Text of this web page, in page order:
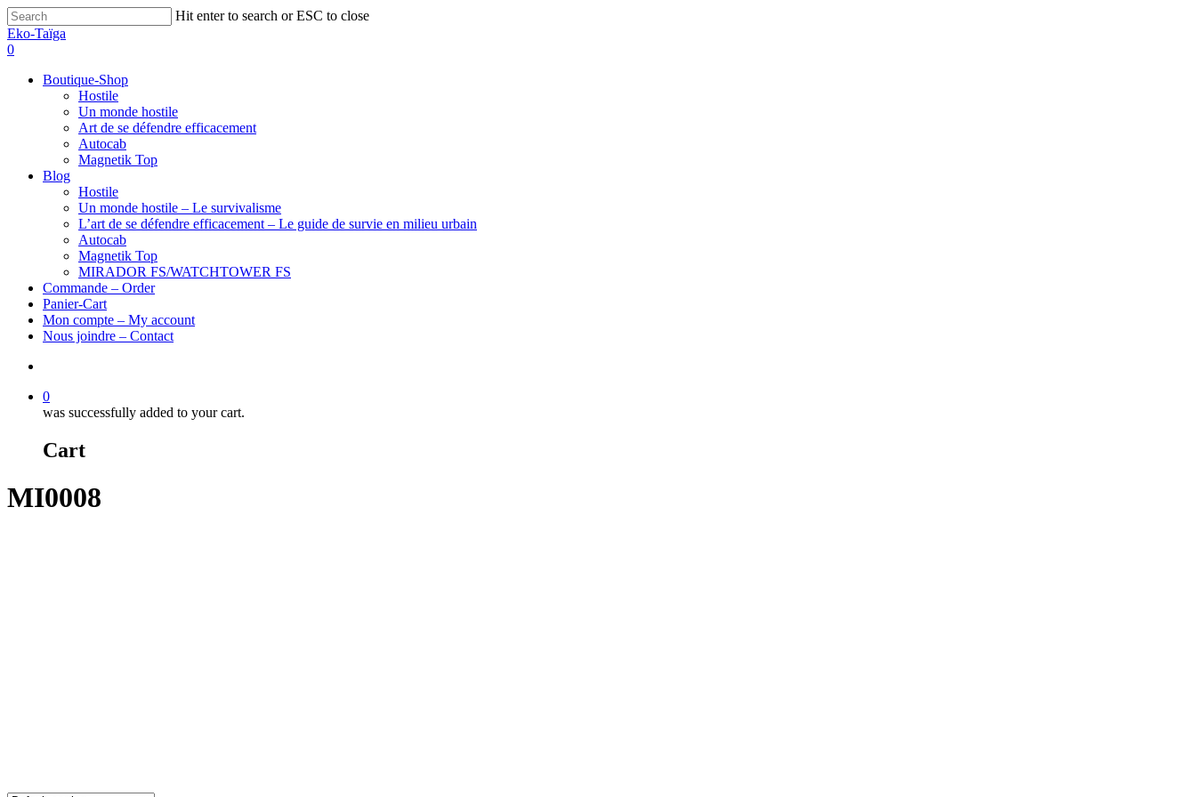
Hit enter to search or ESC to close
Eko-Taïga
0
Boutique-Shop
Hostile
Un monde hostile
Art de se défendre efficacement
Autocab
Magnetik Top
Blog
Hostile
Un monde hostile – Le survivalisme
L’art de se défendre efficacement – Le guide de survie en milieu urbain
Autocab
Magnetik Top
MIRADOR FS/WATCHTOWER FS
Commande – Order
Panier-Cart
Mon compte – My account
Nous joindre – Contact
0
was successfully added to your cart.
Cart
MI0008